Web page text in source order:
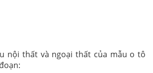
nội thất và ngoại thất của mẫu o tô